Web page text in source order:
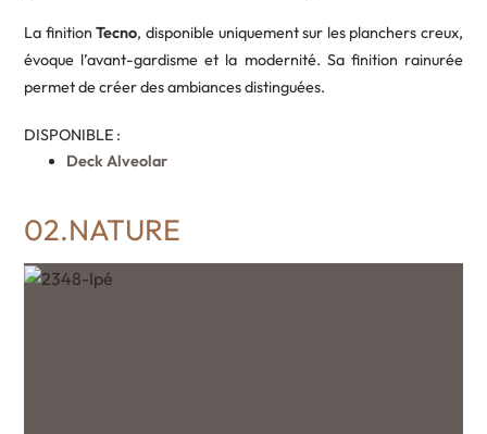
La finitionTecno, disponible uniquement sur les planchers creux,
évoque l’avant-gardisme et la modernité. Sa finition rainurée
permet de créer des ambiances distinguées.
DISPONIBLE :
Deck Alveolar
02.NATURE